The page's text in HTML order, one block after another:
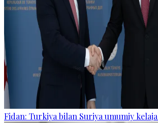
Fidan: Turkiya bilan Suriya umumiy